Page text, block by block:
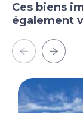
Ces biens
également